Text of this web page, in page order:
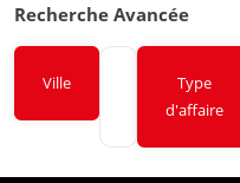
Recherche Avancée
Ville
Type
d'affaire